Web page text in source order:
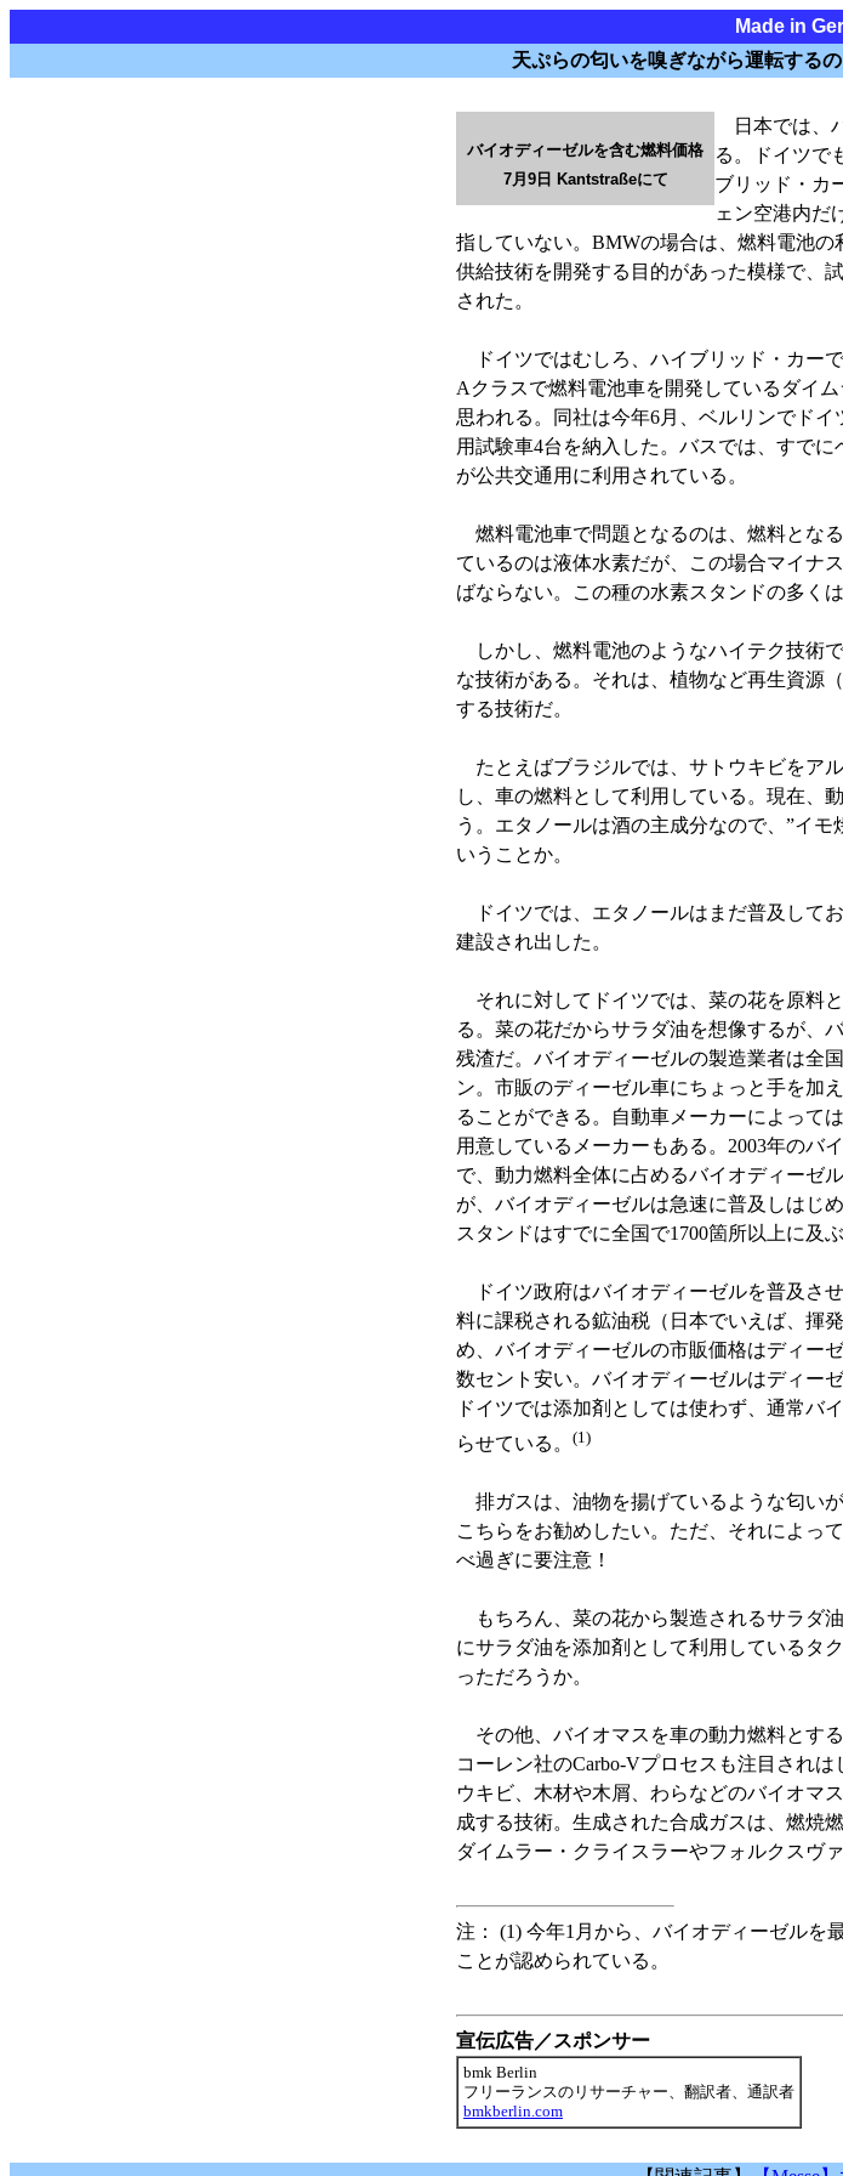
Made in
天ぷらの匂いを嗅ぎながら運転する
バイオディーゼルを含む燃料価格
7月9日 Kantstraßeにて
日本では、
る。ドイツで
ブリッド・カ
ェン空港内だ
指していない。BMWの場合は、燃料電池の
供給技術を開発する目的があった模様で、
された。
ドイツではむしろ、ハイブリッド・カー
Aクラスで燃料電池車を開発しているダイ
思われる。同社は今年6月、ベルリンでド
用試験車4台を納入した。バスでは、すで
が公共交通用に利用されている。
燃料電池車で問題となるのは、燃料とな
ているのは液体水素だが、この場合マイナ
ばならない。この種の水素スタンドの多く
しかし、燃料電池のようなハイテク技術
な技術がある。それは、植物など再生資源
する技術だ。
たとえばブラジルでは、サトウキビをア
し、車の燃料として利用している。現在、
う。エタノールは酒の主成分なので、”イ
いうことか。
ドイツでは、エタノールはまだ普及して
建設され出した。
それに対してドイツでは、菜の花を原料
る。菜の花だからサラダ油を想像するが、
残渣だ。バイオディーゼルの製造業者は全
ン。市販のディーゼル車にちょっと手を加
ることができる。自動車メーカーによって
用意しているメーカーもある。2003年のバ
で、動力燃料全体に占めるバイオディーゼ
が、バイオディーゼルは急速に普及しはじ
スタンドはすでに全国で1700箇所以上に及ぶ
ドイツ政府はバイオディーゼルを普及さ
料に課税される鉱油税（日本でいえば、揮
め、バイオディーゼルの市販価格はディー
数セント安い。バイオディーゼルはディー
ドイツでは添加剤としては使わず、通常バ
らせている。 (1)
排ガスは、油物を揚げているような匂い
こちらをお勧めしたい。ただ、それによっ
べ過ぎに要注意！
もちろん、菜の花から製造されるサラダ
にサラダ油を添加剤として利用しているタ
っただろうか。
その他、バイオマスを車の動力燃料とす
コーレン社のCarbo-Vプロセスも注目され
ウキビ、木材や木屑、わらなどのバイオマ
成する技術。生成された合成ガスは、燃焼
ダイムラー・クライスラーやフォルクスヴ
注： (1) 今年1月から、バイオディーゼルを
ことが認められている。
宣伝広告／スポンサー
bmk Berlin
フリーランスのリサーチャー、翻訳者、通訳者
bmkberlin.com